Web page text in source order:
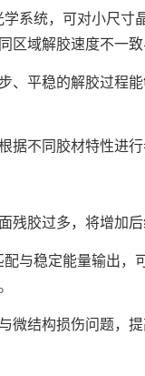
统，可对小尺寸
域解胶速度不一致
平稳的解胶过程
不同胶材特性进行
胶过多，将增加后
稳定能量输出，
结构损伤问题，